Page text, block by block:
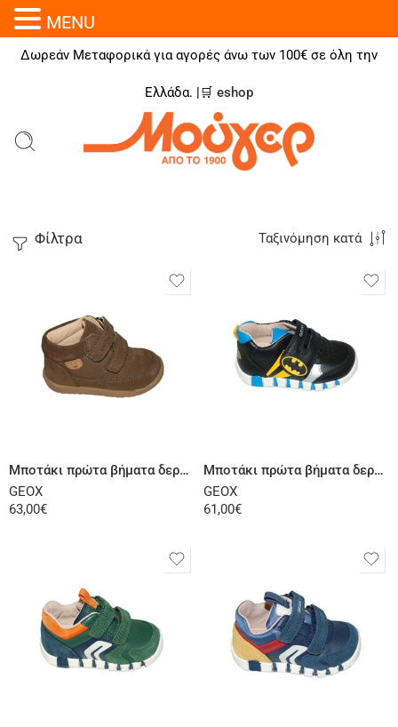
Δωρεάν Μεταφορικά για αγορές άνω των 100€ σε όλη την
Ελλάδα. |🛒 eshop
Φίλτρα Ταξινόμηση κατά
Μποτάκι πρώτα βήματα δερμάτινο σαμουά καφέ
GEOX
63,00€
Μποτάκι πρώτα βήματα δερμάτινο μαύρο κίτρινο
GEOX
61,00€
MENU